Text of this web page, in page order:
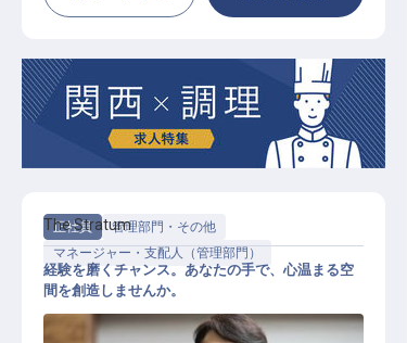
正社員
管理部門・その他
マネージャー・支配人（管理部門）
The Stratum
経験を磨くチャンス。あなたの手で、心温まる空
間を創造しませんか。